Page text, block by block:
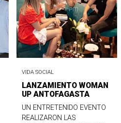
VIDA SOCIAL
LANZAMIENTO WOMAN
UP ANTOFAGASTA
UN ENTRETENIDO EVENTO
REALIZARON LAS